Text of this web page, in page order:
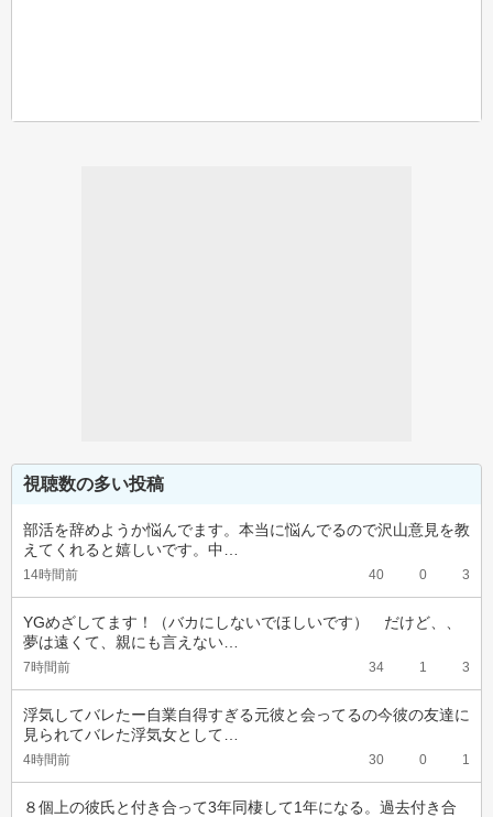
視聴数の多い投稿
部活を辞めようか悩んでます。本当に悩んでるので沢山意見を教
えてくれると嬉しいです。中…
14時間前 40 0 3
YGめざしてます！（バカにしないでほしいです）　だけど、、
夢は遠くて、親にも言えない…
7時間前 34 1 3
浮気してバレたー自業自得すぎる元彼と会ってるの今彼の友達に
見られてバレた浮気女として…
4時間前 30 0 1
８個上の彼氏と付き合って3年同棲して1年になる。過去付き合